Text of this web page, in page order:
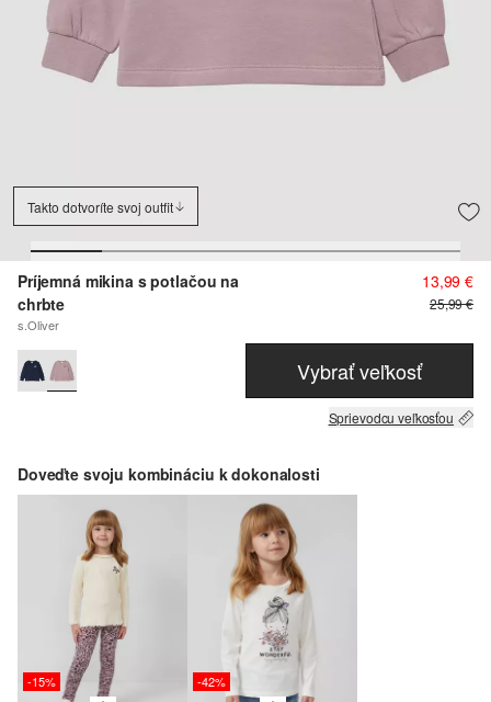
Takto dotvoríte svoj outfit
Príjemná mikina s potlačou na
chrbte
s.Oliver
13,99 €
25,99 €
Vybrať veľkosť
Sprievodcu veľkosťou
Doveďte svoju kombináciu k dokonalosti
-15% -42%